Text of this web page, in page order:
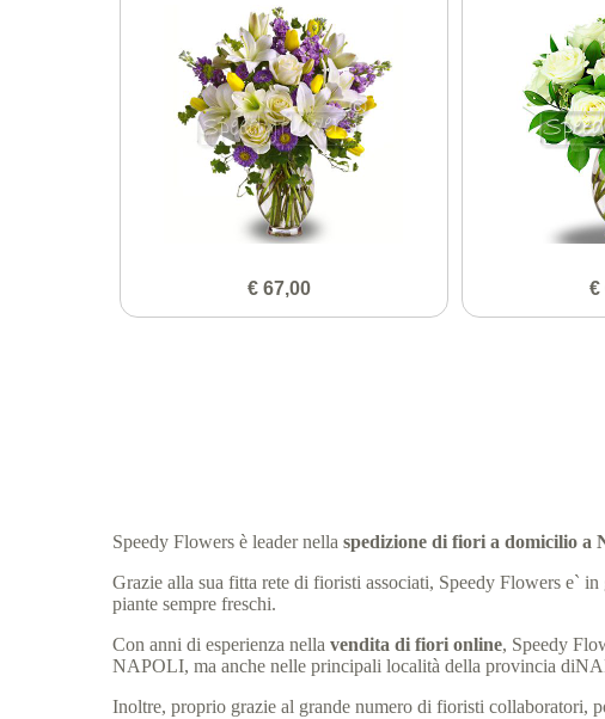
€ 67,00 €
Speedy Flowers è leader nellaspedizione di fiori a domicilio a
Grazie alla sua fitta rete di fioristi associati, Speedy Flowers
piante sempre freschi.
Con anni di esperienza nellavendita di fiori online, Speedy
NAPOLI, ma anche nelle principali località della provincia
Inoltre, proprio grazie al grande numero di fioristi collaboratori,